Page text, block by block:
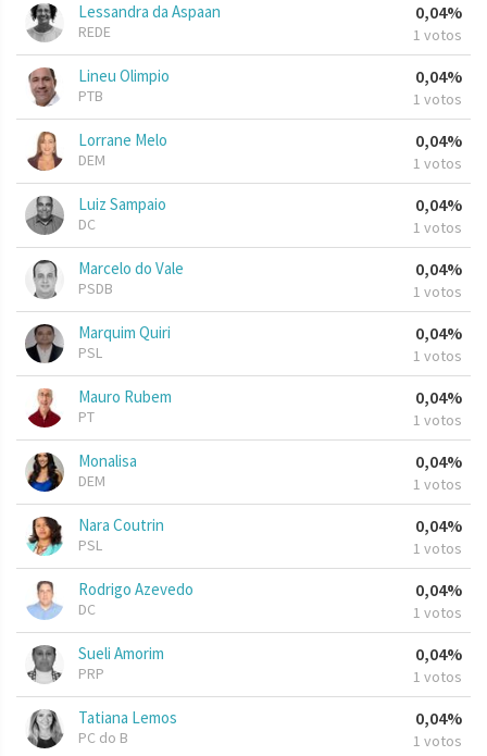
Lessandra da Aspaan
REDE
0,04%
1 votos
Lineu Olimpio
PTB
0,04%
1 votos
Lorrane Melo
DEM
0,04%
1 votos
Luiz Sampaio
DC
0,04%
1 votos
Marcelo do Vale
PSDB
0,04%
1 votos
Marquim Quiri
PSL
0,04%
1 votos
Mauro Rubem
PT
0,04%
1 votos
Monalisa
DEM
0,04%
1 votos
Nara Coutrin
PSL
0,04%
1 votos
Rodrigo Azevedo
DC
0,04%
1 votos
Sueli Amorim
PRP
0,04%
1 votos
Tatiana Lemos
PC do B
0,04%
1 votos